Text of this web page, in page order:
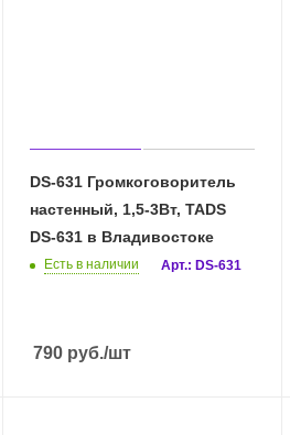
DS-631 Громкоговоритель
настенный, 1,5-3Вт, TADS
DS-631 в Владивостоке
Есть в наличии Арт.: DS-631
790 руб./шт